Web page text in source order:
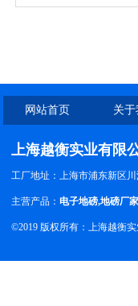
网站首页 关
上海越衡实业有限
工厂地址：上海市浦东新区川
主营产品： 电子地磅,地磅厂家
©2019 版权所有：上海越衡